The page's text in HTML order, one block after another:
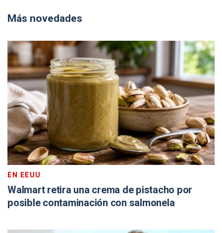
Más novedades
EN EEUU
Walmart retira una crema de pistacho por
posible contaminación con salmonela